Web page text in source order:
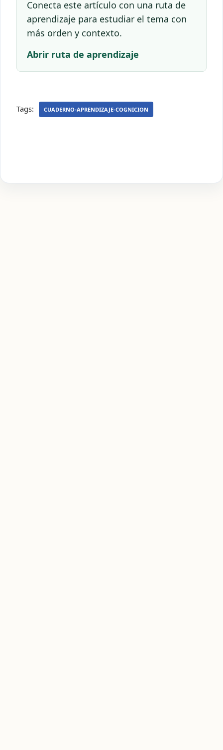
Conecta este artículo con una ruta de
aprendizaje para estudiar el tema con
más orden y contexto.
Abrir ruta de aprendizaje
Tags: CUADERNO-APRENDIZAJE-COGNICION